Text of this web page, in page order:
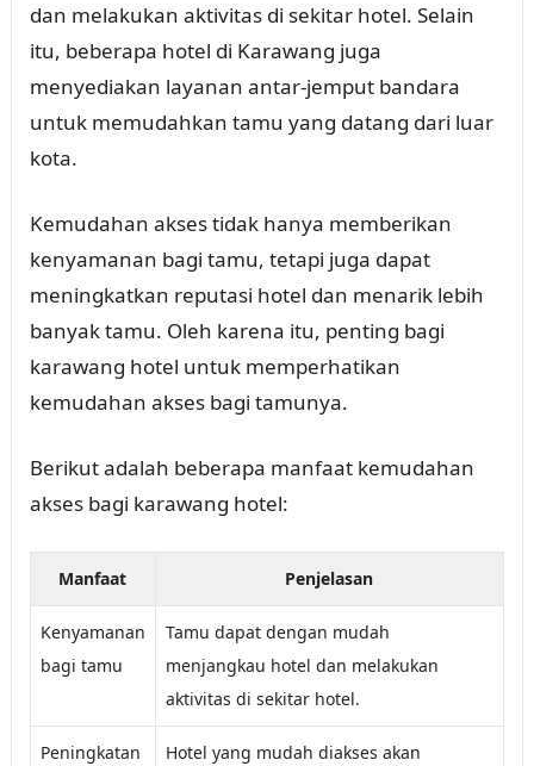
dan melakukan aktivitas di sekitar hotel. Selain
itu, beberapa hotel di Karawang juga
menyediakan layanan antar-jemput bandara
untuk memudahkan tamu yang datang dari luar
kota.
Kemudahan akses tidak hanya memberikan
kenyamanan bagi tamu, tetapi juga dapat
meningkatkan reputasi hotel dan menarik lebih
banyak tamu. Oleh karena itu, penting bagi
karawang hotel untuk memperhatikan
kemudahan akses bagi tamunya.
Berikut adalah beberapa manfaat kemudahan
akses bagi karawang hotel:
Manfaat Penjelasan
Kenyamanan
bagi tamu
Tamu dapat dengan mudah
menjangkau hotel dan melakukan
aktivitas di sekitar hotel.
Peningkatan
Hotel yang mudah diakses akan